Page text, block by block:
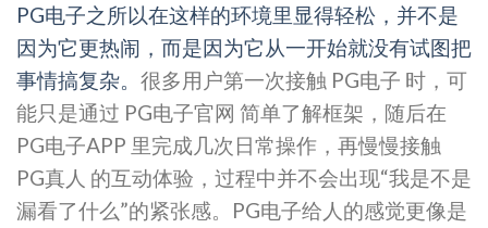
PG电子之所以在这样的环境里显得轻松，并不是
因为它更热闹，而是因为它从一开始就没有试图把
事情搞复杂。 很多用户第一次接触 PG电子 时，可
能只是通过 PG电子官网 简单了解框架，随后在
PG电子APP 里完成几次日常操作，再慢慢接触
PG真人 的互动体验，过程中并不会出现“我是不是
漏看了什么”的紧张感。PG电子给人的感觉更像是